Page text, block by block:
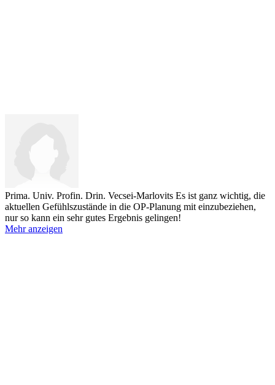
Prima. Univ. Profin. Drin. Vecsei-Marlovits Es ist ganz wichtig, die
aktuellen Gefühlszustände in die OP-Planung mit einzubeziehen,
nur so kann ein sehr gutes Ergebnis gelingen!
Mehr anzeigen